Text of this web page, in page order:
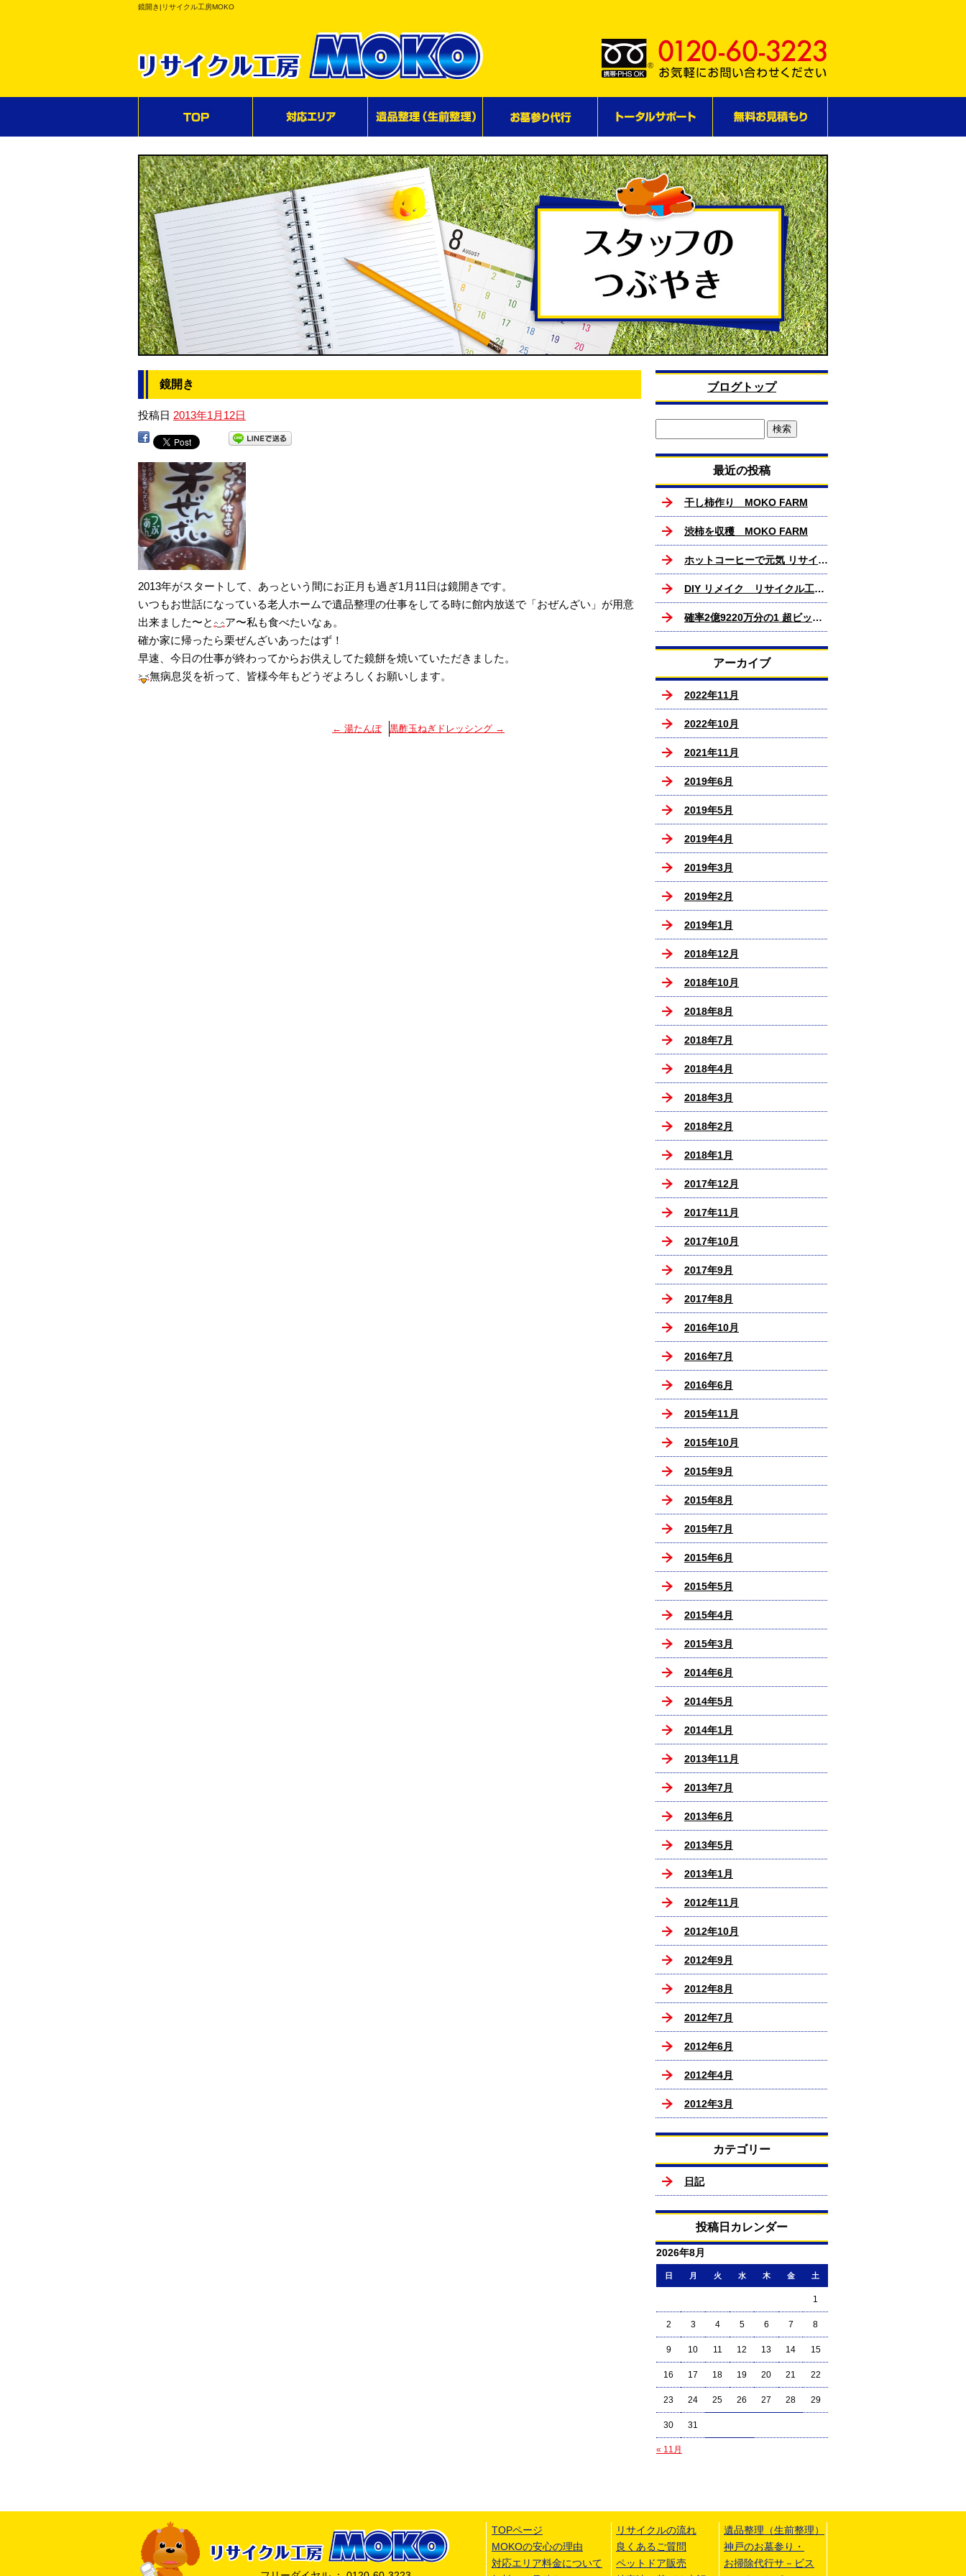
鏡開き|リサイクル工房MOKO
鏡開き
投稿日 2013年1月12日
2013年がスタートして、あっという間にお正月も過ぎ1月11日は鏡開きです。
いつもお世話になっている老人ホームで遺品整理の仕事をしてる時に館内放送で「おぜんざい」が用意
出来ました〜と
ア〜私も食べたいなぁ。
確か家に帰ったら栗ぜんざいあったはず！
早速、今日の仕事が終わってからお供えしてた鏡餅を焼いていただきました。
無病息災を祈って、皆様今年もどうぞよろしくお願いします。
← 湯たんぽ 黒酢玉ねぎドレッシング →
ブログトップ
最近の投稿
干し柿作り MOKO FARM
渋柿を収穫 MOKO FARM
ホットコーヒーで元気 リサイクル工房MOKO
DIY リメイク リサイクル工房MOKO
確率2億9220万分の1 超ビックリ
アーカイブ
2022年11月
2022年10月
2021年11月
2019年6月
2019年5月
2019年4月
2019年3月
2019年2月
2019年1月
2018年12月
2018年10月
2018年8月
2018年7月
2018年4月
2018年3月
2018年2月
2018年1月
2017年12月
2017年11月
2017年10月
2017年9月
2017年8月
2016年10月
2016年7月
2016年6月
2015年11月
2015年10月
2015年9月
2015年8月
2015年7月
2015年6月
2015年5月
2015年4月
2015年3月
2014年6月
2014年5月
2014年1月
2013年11月
2013年7月
2013年6月
2013年5月
2013年1月
2012年11月
2012年10月
2012年9月
2012年8月
2012年7月
2012年6月
2012年4月
2012年3月
カテゴリー
日記
投稿日カレンダー
2026年8月
日 月 火 水 木 金 土
« 11月
1
2 3 4 5 6 7 8
9 10 11 12 13 14 15
16 17 18 19 20 21 22
23 24 25 26 27 28 29
30 31
TOPページ
MOKOの安心の理由
対応エリア料金について
リサイクルの流れ
良くあるご質問
ペットドア販売
遺品整理（生前整理）
神戸のお墓参り・
お掃除代行サ－ビス